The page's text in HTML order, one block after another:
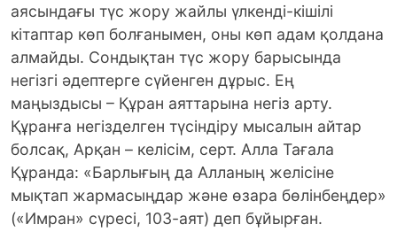
аясындағы түс жору жайлы үлкенді-кішілі
кітаптар көп болғанымен, оны көп адам қолдана
алмайды. Сондықтан түс жору барысында
негізгі әдептерге сүйенген дұрыс. Ең
маңыздысы – Құран аяттарына негіз арту.
Құранға негізделген түсіндіру мысалын айтар
болсақ, Арқан – келісім, серт. Алла Тағала
Құранда: «Барлығың да Алланың желісіне
мықтап жармасыңдар және өзара бөлінбеңдер»
(«Имран» сүресі, 103-аят) деп бұйырған.